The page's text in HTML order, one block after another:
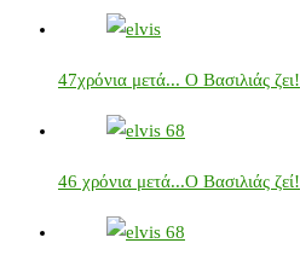
47χρόνια μετά... Ο Βασιλιάς ζει!
46 χρόνια μετά...Ο Βασιλιάς ζεί!